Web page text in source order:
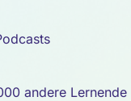
andere Lernende